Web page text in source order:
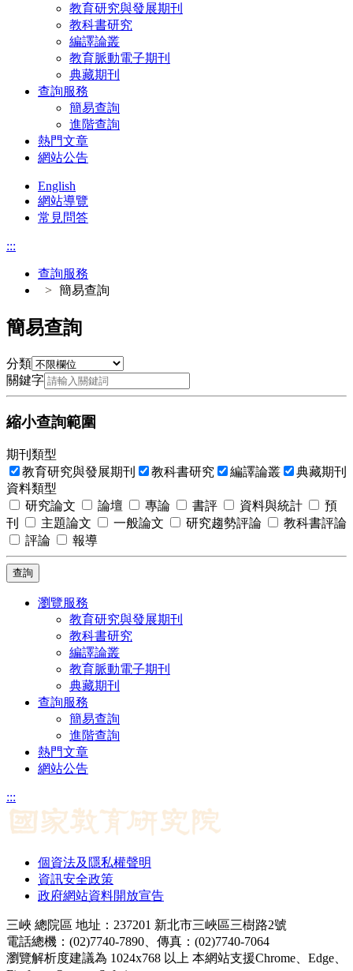
教育研究與發展期刊
教科書研究
編譯論叢
教育脈動電子期刊
典藏期刊
查詢服務
簡易查詢
進階查詢
熱門文章
網站公告
English
網站導覽
常見問答
:::
查詢服務
簡易查詢
簡易查詢
分類
關鍵字
縮小查詢範圍
期刊類型
教育研究與發展期刊
教科書研究 編譯論叢
典藏期刊
資料類型
研究論文
論壇 專論 書評 資料與統計
預
刊
主題論文 一般論文 研究趨勢評論
教科書評論
評論
報導
查詢
瀏覽服務
教育研究與發展期刊
教科書研究
編譯論叢
教育脈動電子期刊
典藏期刊
查詢服務
簡易查詢
進階查詢
熱門文章
網站公告
:::
個資法及隱私權聲明
資訊安全政策
政府網站資料開放宣告
三峽 總院區 地址：237201 新北市三峽區三樹路2號
電話總機：(02)7740-7890、傳真：(02)7740-7064
瀏覽解析度建議為 1024x768 以上 本網站支援Chrome、Edge、